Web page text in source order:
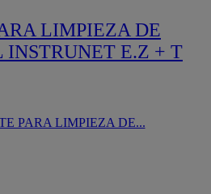
LIMPIEZA DE
INSTRUNET E.Z + T